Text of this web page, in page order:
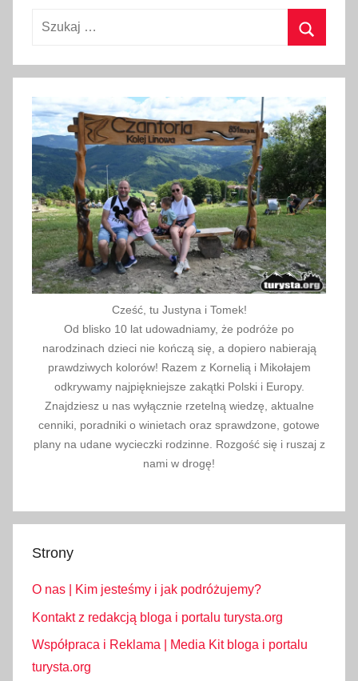
1
9
Szukaj:
Cześć, tu Justyna i Tomek!
Od blisko 10 lat udowadniamy, że podróże po
narodzinach dzieci nie kończą się, a dopiero nabierają
prawdziwych kolorów! Razem z Kornelią i Mikołajem
odkrywamy najpiękniejsze zakątki Polski i Europy.
Znajdziesz u nas wyłącznie rzetelną wiedzę, aktualne
cenniki, poradniki o winietach oraz sprawdzone, gotowe
plany na udane wycieczki rodzinne. Rozgość się i ruszaj z
nami w drogę!
Strony
O nas | Kim jesteśmy i jak podróżujemy?
Kontakt z redakcją bloga i portalu turysta.org
Współpraca i Reklama | Media Kit bloga i portalu
turysta.org